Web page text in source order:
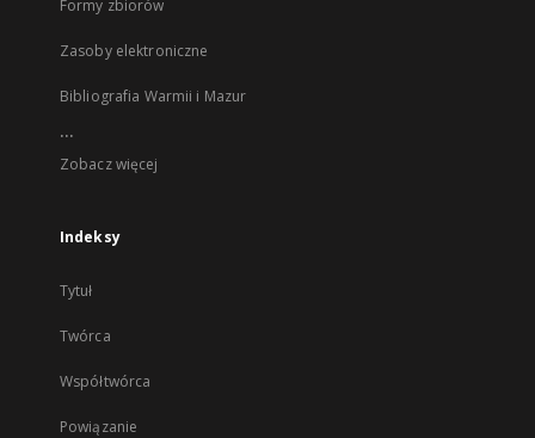
Formy zbiorów
Zasoby elektroniczne
Bibliografia Warmii i Mazur
...
Zobacz więcej
Indeksy
Tytuł
Twórca
Współtwórca
Powiązanie